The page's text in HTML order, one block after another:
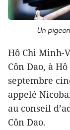
Un
Hô Chi Minh-
Côn Dao, à
septembre
appelé
au conseil
Côn Dao.